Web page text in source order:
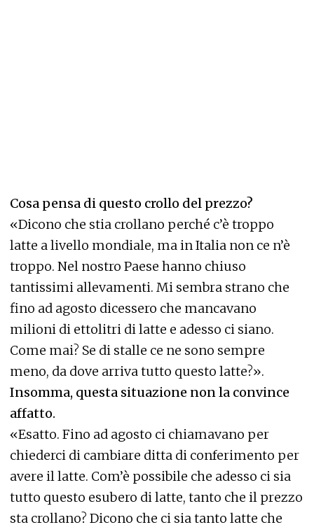
Cosa pensa di questo crollo del prezzo?
«Dicono che stia crollano perché c’è troppo
latte a livello mondiale, ma in Italia non ce n’è
troppo. Nel nostro Paese hanno chiuso
tantissimi allevamenti. Mi sembra strano che
fino ad agosto dicessero che mancavano
milioni di ettolitri di latte e adesso ci siano.
Come mai? Se di stalle ce ne sono sempre
meno, da dove arriva tutto questo latte?».
Insomma, questa situazione non la convince
affatto.
«Esatto. Fino ad agosto ci chiamavano per
chiederci di cambiare ditta di conferimento per
avere il latte. Com’è possibile che adesso ci sia
tutto questo esubero di latte, tanto che il prezzo
sta crollano? Dicono che ci sia tanto latte che